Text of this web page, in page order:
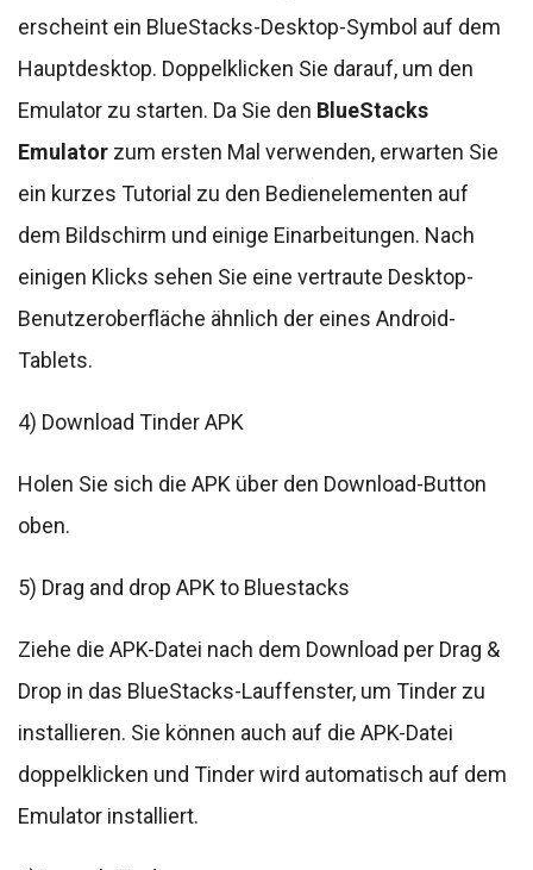
erscheint ein BlueStacks-Desktop-Symbol auf dem
Hauptdesktop. Doppelklicken Sie darauf, um den
Emulator zu starten. Da Sie den BlueStacks
Emulator zum ersten Mal verwenden, erwarten Sie
ein kurzes Tutorial zu den Bedienelementen auf
dem Bildschirm und einige Einarbeitungen. Nach
einigen Klicks sehen Sie eine vertraute Desktop-
Benutzeroberfläche ähnlich der eines Android-
Tablets.
4) Download Tinder APK
Holen Sie sich die APK über den Download-Button
oben.
5) Drag and drop APK to Bluestacks
Ziehe die APK-Datei nach dem Download per Drag &
Drop in das BlueStacks-Lauffenster, um Tinder zu
installieren. Sie können auch auf die APK-Datei
doppelklicken und Tinder wird automatisch auf dem
Emulator installiert.